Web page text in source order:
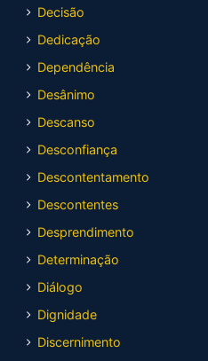
Decisão
Dedicação
Dependência
Desânimo
Descanso
Desconfiança
Descontentamento
Descontentes
Desprendimento
Determinação
Diálogo
Dignidade
Discernimento